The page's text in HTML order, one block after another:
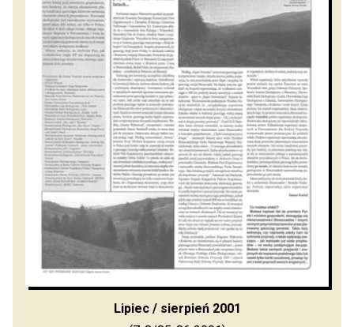
Lipiec / sierpień 2001